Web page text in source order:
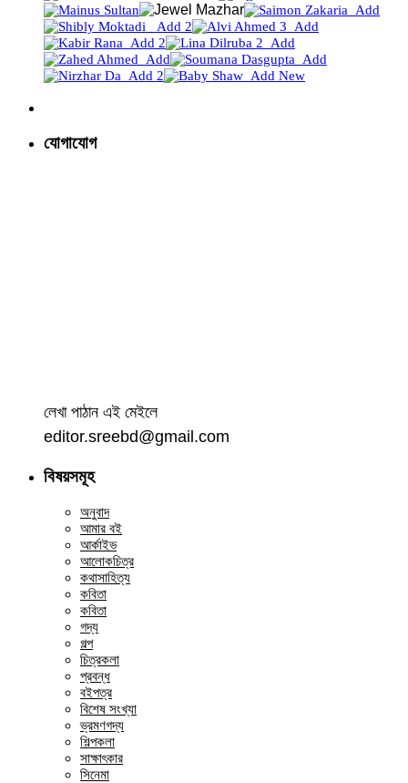
যোগাযোগ
লেখা পাঠান এই মেইলে
editor.sreebd@gmail.com
বিষয়সমূহ
অনুবাদ
আমার বই
আর্কাইভ
আলোকচিত্র
কথাসাহিত্য
কবিতা
কবিতা
গদ্য
গল্প
চিত্রকলা
প্রবন্ধ
বইপত্র
বিশেষ সংখ্যা
ভ্রমণগদ্য
শিল্পকলা
সাক্ষাৎকার
সিনেমা